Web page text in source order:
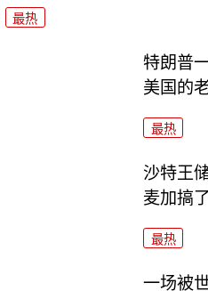
最热
特朗普
美国的
最热
沙特王
麦加搞
最热
一场被